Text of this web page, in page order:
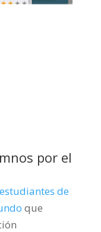
por el
estudiantes de
que